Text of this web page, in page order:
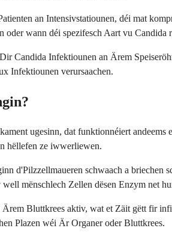
an Intensivstatiounen, déi mat
wann déi spezifesch Aart vu Candida
Candida Infektiounen an Ärem
Infektiounen verursaachen.
ugesinn, dat funktionnéiert
hëllefen ze iwwerliewen.
d'Pilzzellmaueren schwaach a
mënschlech Zellen dësen Enzym net
Bluttkrees aktiv, wat et Zäit gëtt fir
Plazen wéi Är Organer oder Bluttkrees.